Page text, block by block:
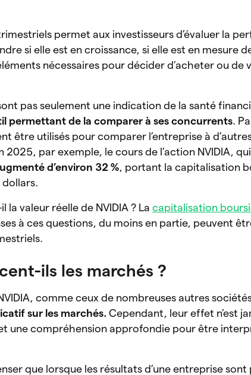
permet aux investisseurs d’évaluer la
si elle est en croissance, si elle est en mesure
nécessaires pour décider d’acheter ou de
pas seulement une indication de la santé
permettant de la comparer à ses concurrents .
être utilisés pour comparer l’entreprise à
2025, par exemple, le cours de l’action NVIDIA,
d’environ 32 % , portant la capitalisation
la valeur réelle de NVIDIA ? Lacapitalisation
à ces questions, du moins en partie, peuvent
ils les marchés ?
comme ceux de nombreuses autres
sur les marchés.Cependant, leur effet n’est
une compréhension approfondie pour être
que lorsque les résultats d’une entreprise sont